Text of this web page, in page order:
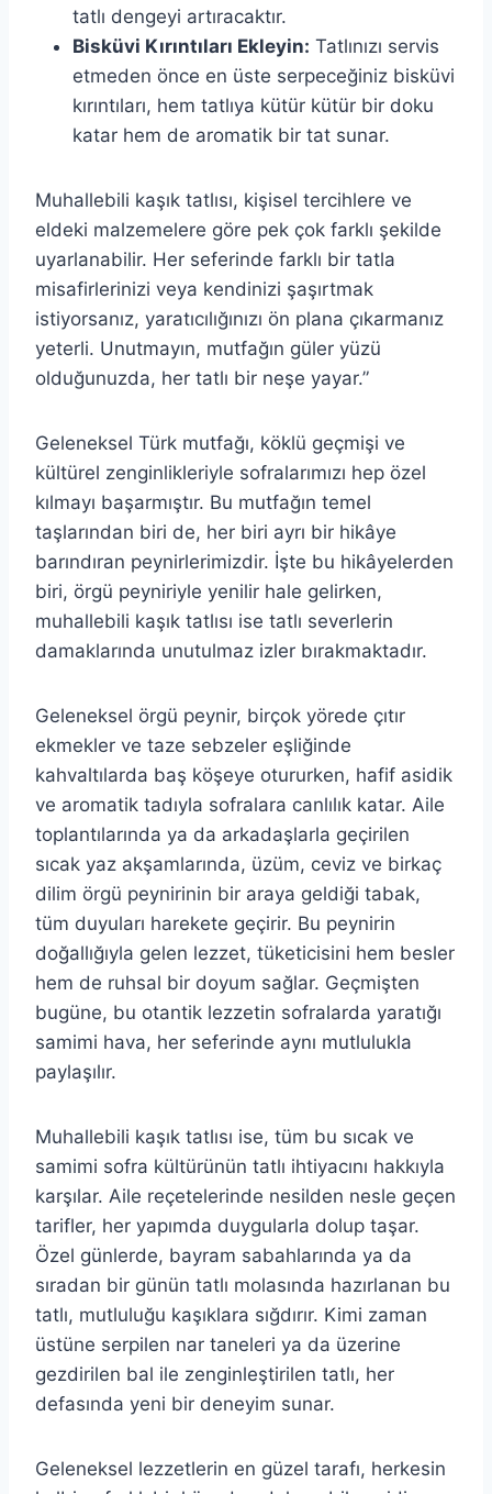
tatlı dengeyi artıracaktır.
Bisküvi Kırıntıları Ekleyin: Tatlınızı servis
etmeden önce en üste serpeceğiniz bisküvi
kırıntıları, hem tatlıya kütür kütür bir doku
katar hem de aromatik bir tat sunar.
Muhallebili kaşık tatlısı, kişisel tercihlere ve
eldeki malzemelere göre pek çok farklı şekilde
uyarlanabilir. Her seferinde farklı bir tatla
misafirlerinizi veya kendinizi şaşırtmak
istiyorsanız, yaratıcılığınızı ön plana çıkarmanız
yeterli. Unutmayın, mutfağın güler yüzü
olduğunuzda, her tatlı bir neşe yayar.”
Geleneksel Türk mutfağı, köklü geçmişi ve
kültürel zenginlikleriyle sofralarımızı hep özel
kılmayı başarmıştır. Bu mutfağın temel
taşlarından biri de, her biri ayrı bir hikâye
barındıran peynirlerimizdir. İşte bu hikâyelerden
biri, örgü peyniriyle yenilir hale gelirken,
muhallebili kaşık tatlısı ise tatlı severlerin
damaklarında unutulmaz izler bırakmaktadır.
Geleneksel örgü peynir, birçok yörede çıtır
ekmekler ve taze sebzeler eşliğinde
kahvaltılarda baş köşeye otururken, hafif asidik
ve aromatik tadıyla sofralara canlılık katar. Aile
toplantılarında ya da arkadaşlarla geçirilen
sıcak yaz akşamlarında, üzüm, ceviz ve birkaç
dilim örgü peynirinin bir araya geldiği tabak,
tüm duyuları harekete geçirir. Bu peynirin
doğallığıyla gelen lezzet, tüketicisini hem besler
hem de ruhsal bir doyum sağlar. Geçmişten
bugüne, bu otantik lezzetin sofralarda yaratığı
samimi hava, her seferinde aynı mutlulukla
paylaşılır.
Muhallebili kaşık tatlısı ise, tüm bu sıcak ve
samimi sofra kültürünün tatlı ihtiyacını hakkıyla
karşılar. Aile reçetelerinde nesilden nesle geçen
tarifler, her yapımda duygularla dolup taşar.
Özel günlerde, bayram sabahlarında ya da
sıradan bir günün tatlı molasında hazırlanan bu
tatlı, mutluluğu kaşıklara sığdırır. Kimi zaman
üstüne serpilen nar taneleri ya da üzerine
gezdirilen bal ile zenginleştirilen tatlı, her
defasında yeni bir deneyim sunar.
Geleneksel lezzetlerin en güzel tarafı, herkesin